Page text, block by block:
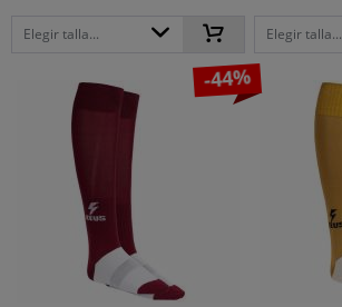
Elegir talla... Elegir talla...
-44%